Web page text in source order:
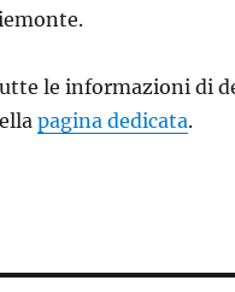
le informazioni di
pagina dedicata.